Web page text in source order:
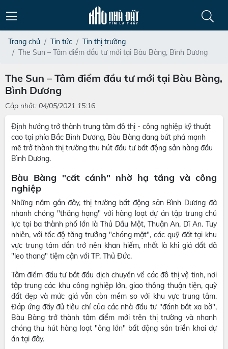
Trang chủ Tin tức
Tin thị trường
The Sun – Tâm điểm đầu tư mới tại Bàu Bàng, Bình Dương
The Sun – Tâm điểm đầu tư mới tại Bàu Bàng,
Bình Dương
Cập nhật: 04/05/2021 15:16
Định hướng trở thành trung tâm đô thị - công nghiệp kỹ thuật
cao tại phía Bắc Bình Dương, Bàu Bàng đang bứt phá mạnh
mẽ trở thành thị trường thu hút đầu tư bất động sản hàng đầu
Bình Dương.
Bàu Bàng "cất cánh" nhờ hạ tầng và công
nghiệp
Những năm gần đây, thị trường bất động sản Bình Dương đã
nhanh chóng "thăng hạng" với hàng loạt dự án tập trung chủ
lực tại ba thành phố lớn là Thủ Dầu Một, Thuận An, Dĩ An. Tuy
nhiên, với tốc độ tăng trưởng "chóng mặt", các quỹ đất tại khu
vực trung tâm dần trở nên khan hiếm, nhất là khi giá đất đã
"leo thang" tiệm cận với TP. Thủ Đức.
Tâm điểm đầu tư bắt đầu dịch chuyển về các đô thị vệ tinh, nơi
tập trung các khu công nghiệp lớn, giao thông thuận tiện, quỹ
đất đẹp và mức giá vẫn còn mềm so với khu vực trung tâm.
Đáp ứng đầy đủ tiêu chí của các nhà đầu tư "đánh bắt xa bờ",
Bàu Bàng trở thành tâm điểm mới trên thị trường và nhanh
chóng thu hút hàng loạt "ông lớn" bất động sản triển khai dự
án tại đây.